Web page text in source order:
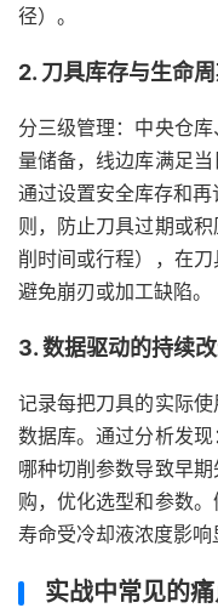
径）。
2. 刀具库存与生命
分三级管理：中央仓
量储备，线边库满足当
通过设置安全库存和
则，防止刀具过期或
削时间或行程），在刀
避免崩刃或加工缺陷。
3. 数据驱动的持续
记录每把刀具的实际
数据库。通过分析发现
哪种切削参数导致早
购，优化选型和参数
寿命受冷却液浓度影响
实战中常见的